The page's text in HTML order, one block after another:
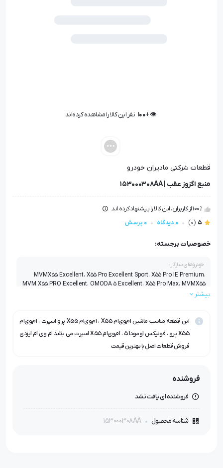
👁️ +
100 نفر این کالا را مشاهده کرده‌اند
قطعات شرکتی مادیران خودرو
منبع اگزوز عقب | 153000308AA
100٪ از کاربران، این کالا را پیشنهاد کرده اند.
5
(0) 0 دیدگاه 0 پرسش
خصوصیات برجسته:
خودروهای سازگار:
MVMX55 Excellent، X55 Pro Excellent Sport، X55 Pro IE Premium،
MVM X55 PRO Excellent، OMODA 5 Excellent، X55 Pro Max، MVMX55
Excellent Sport
بیشتر
این قطعه مناسب ماشین ام‌وی‌ام X55 ، ام‌وی‌ام X55 پرو اسپرت ، ام‌وی‌ام
X55 پرو ، فونیکس اومودا ۵ ، ام‌وی‌ام X55 اسپرت می باشد ام وی ام ایزدی
فروش قطعات اصل با بهترین قیمت
فروشنده
فروشنده ای یافت نشد
شناسه محصول 153000308AA